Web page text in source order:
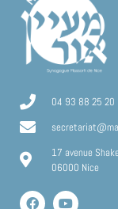
04 93 88 25 20
17 avenue
06000 Nice